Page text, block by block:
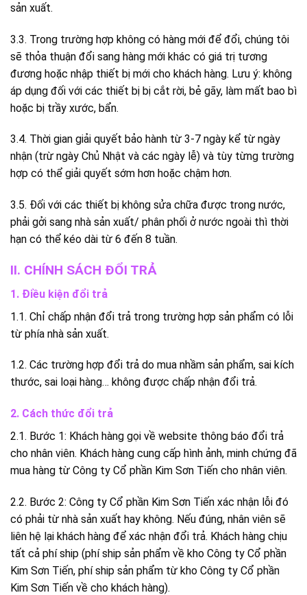
sản xuất.
3.3. Trong trường hợp không có hàng mới để đổi, chúng tôi
sẽ thỏa thuận đổi sang hàng mới khác có giá trị tương
đương hoặc nhập thiết bị mới cho khách hàng. Lưu ý: không
áp dụng đối với các thiết bị bị cắt rời, bẻ gãy, làm mất bao bì
hoặc bị trầy xước, bẩn.
3.4. Thời gian giải quyết bảo hành từ 3-7 ngày kể từ ngày
nhận (trừ ngày Chủ Nhật và các ngày lễ) và tùy từng trường
hợp có thể giải quyết sớm hơn hoặc chậm hơn.
3.5. Đối với các thiết bị không sửa chữa được trong nước,
phải gởi sang nhà sản xuất/ phân phối ở nước ngoài thì thời
hạn có thể kéo dài từ 6 đến 8 tuần.
II. CHÍNH SÁCH ĐỔI TRẢ
1. Điều kiện đổi trả
1.1. Chỉ chấp nhận đổi trả trong trường hợp sản phẩm có lỗi
từ phía nhà sản xuất.
1.2. Các trường hợp đổi trả do mua nhầm sản phẩm, sai kích
thước, sai loại hàng… không được chấp nhận đổi trả.
2. Cách thức đổi trả
2.1. Bước 1: Khách hàng gọi về website thông báo đổi trả
cho nhân viên. Khách hàng cung cấp hình ảnh, minh chứng đã
mua hàng từ Công ty Cổ phần Kim Sơn Tiến cho nhân viên.
2.2. Bước 2: Công ty Cổ phần Kim Sơn Tiến xác nhận lỗi đó
có phải từ nhà sản xuất hay không. Nếu đúng, nhân viên sẽ
liên hệ lại khách hàng để xác nhận đổi trả. Khách hàng chịu
tất cả phí ship (phí ship sản phẩm về kho Công ty Cổ phần
Kim Sơn Tiến, phí ship sản phẩm từ kho Công ty Cổ phần
Kim Sơn Tiến về cho khách hàng).